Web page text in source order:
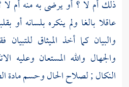
ذلك أم لا ؟ أو يرضى به منه أم
عاقلا بالغا ولم ينكره بلسانه أو
والبيان كما أخذ الميثاق
والجهال والله المستعان وعليه
النكال ; لصلاح الحال وحسم مادة